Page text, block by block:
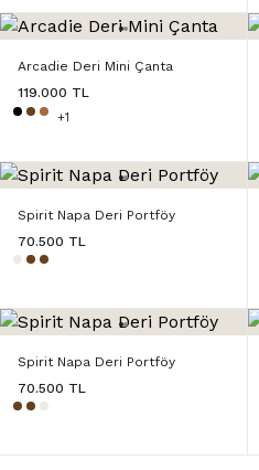
Arcadie Deri Mini Çanta
119.000 TL
+1
Spirit Napa Deri Portföy
70.500 TL
Spirit Napa Deri Portföy
70.500 TL